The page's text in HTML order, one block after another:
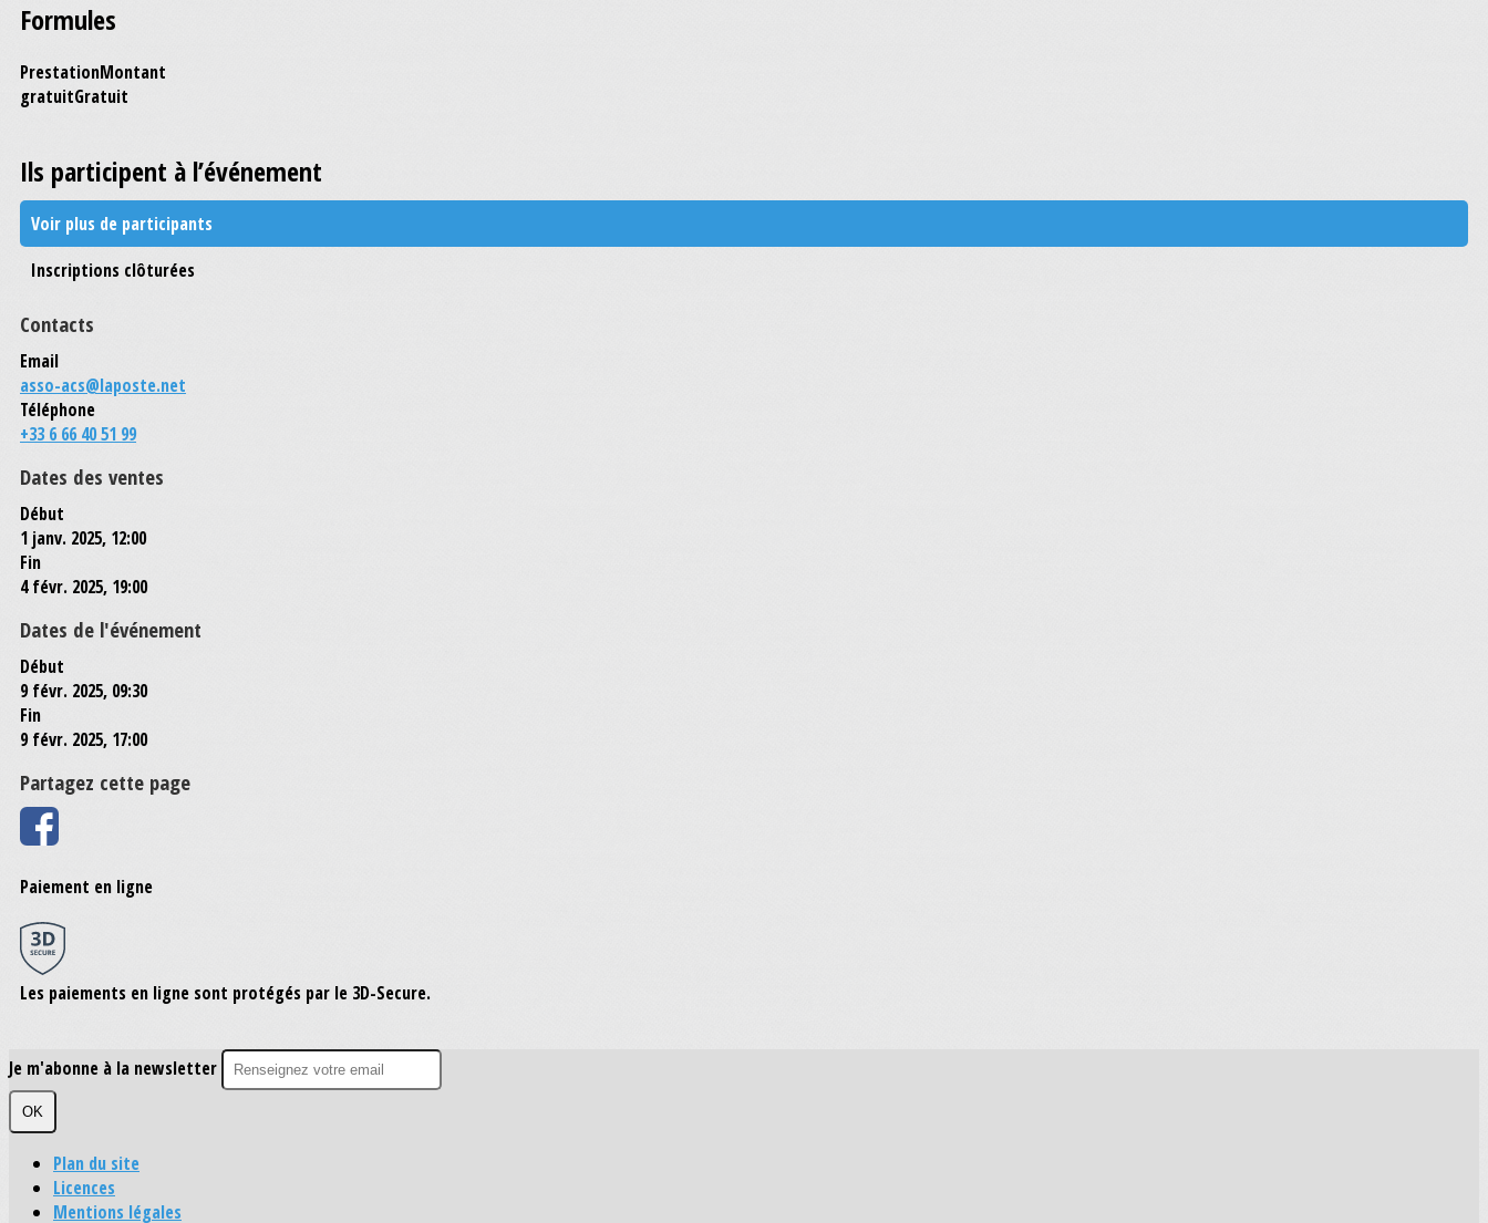
Formules
PrestationMontant
gratuitGratuit
Ils participent à l’événement
Voir plus de participants
Inscriptions clôturées
Contacts
Email
asso-acs@laposte.net
Téléphone
+33 6 66 40 51 99
Dates des ventes
Début
1 janv. 2025, 12:00
Fin
4 févr. 2025, 19:00
Dates de l'événement
Début
9 févr. 2025, 09:30
Fin
9 févr. 2025, 17:00
Partagez cette page
Paiement en ligne
Les paiements en ligne sont protégés par le 3D-Secure.
Je m'abonne à la newsletter
OK
Plan du site
Licences
Mentions légales